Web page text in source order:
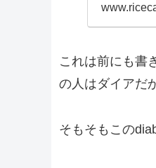
これは前にも書
の人はダイアだ
そもそもこの